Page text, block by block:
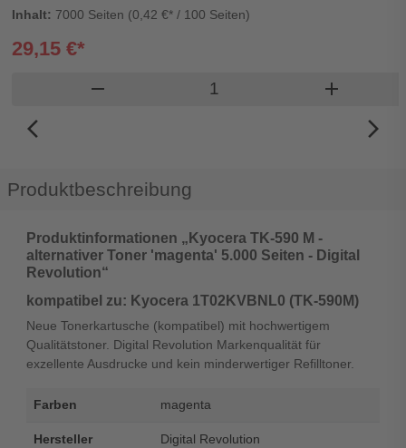
Inhalt: 7000 Seiten (0,42 €* / 100 Seiten)
29,15 €*
remove Produkt Warenkorb Menge
add
arrow_back_ios_new
arrow_forward_ios
Produktbeschreibung
Produktinformationen „Kyocera TK-590 M -
alternativer Toner 'magenta' 5.000 Seiten - Digital
Revolution“
kompatibel zu: Kyocera 1T02KVBNL0 (TK-590M)
Neue Tonerkartusche (kompatibel) mit hochwertigem
Qualitätstoner. Digital Revolution Markenqualität für
exzellente Ausdrucke und kein minderwertiger Refilltoner.
Farben magenta
Hersteller Digital Revolution